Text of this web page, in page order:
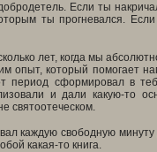
Если ты
ты прогневался.
лет, когда мы
опыт, который помогает
сформировал в
и дали какую-то
святоотеческом.
каждую свободную
какая-то книга.